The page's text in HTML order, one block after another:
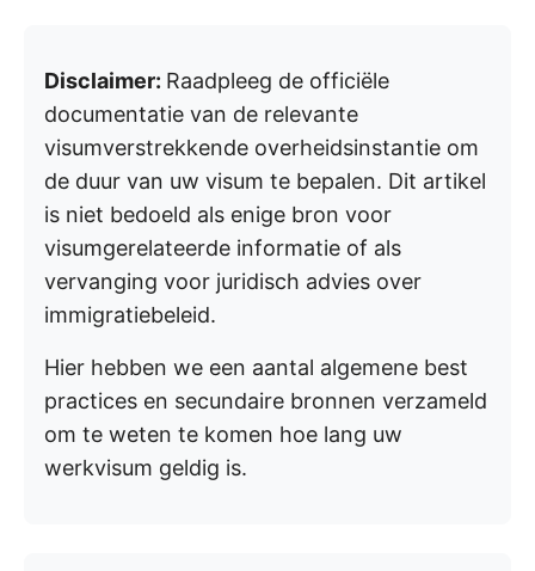
Disclaimer: Raadpleeg de officiële
documentatie van de relevante
visumverstrekkende overheidsinstantie om
de duur van uw visum te bepalen. Dit artikel
is niet bedoeld als enige bron voor
visumgerelateerde informatie of als
vervanging voor juridisch advies over
immigratiebeleid.
Hier hebben we een aantal algemene best
practices en secundaire bronnen verzameld
om te weten te komen hoe lang uw
werkvisum geldig is.